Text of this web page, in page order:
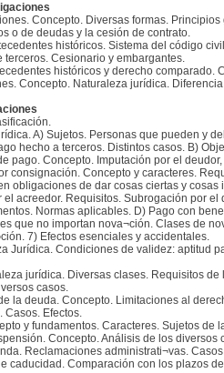
Concepto. Diversas formas.
o de deudas y la cesión de contrato.
históricos. Sistema del código
terceros. Cesionario y embargantes.
históricos y derecho comparado.
Concepto. Naturaleza jurídica.
A) Sujetos. Personas que pueden y
hecho a terceros. Distintos casos. B)
pago. Concepto. Imputación por el
consignación. Concepto y caracteres.
obligaciones de dar cosas ciertas y
acreedor. Requisitos. Subrogación por
Normas aplicables. D) Pago con
que no importan nova¬ción. Clases de
7) Efectos esenciales y accidentales.
Jurídica. Condiciones de validez: aptitud
jurídica. Diversas clases. Requisitos
casos.
la deuda. Concepto. Limitaciones al
Casos. Efectos.
y fundamentos. Caracteres. Sujetos
Concepto. Análisis de los
Reclamaciones administrati¬vas.
caducidad. Comparación con los plazos